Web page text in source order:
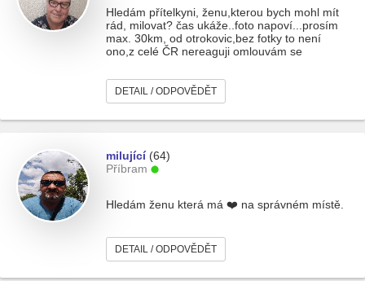
Hledám přítelkyni, ženu,kterou bych mohl mít
rád, milovat? čas ukáže..foto napoví...prosím
max. 30km, od otrokovic,bez fotky to není
ono,z celé ČR nereaguji omlouvám se
DETAIL / ODPOVĚDĚT
milující(64)
Příbram
Hledám ženu která má ❤️ na správném místě.
DETAIL / ODPOVĚDĚT